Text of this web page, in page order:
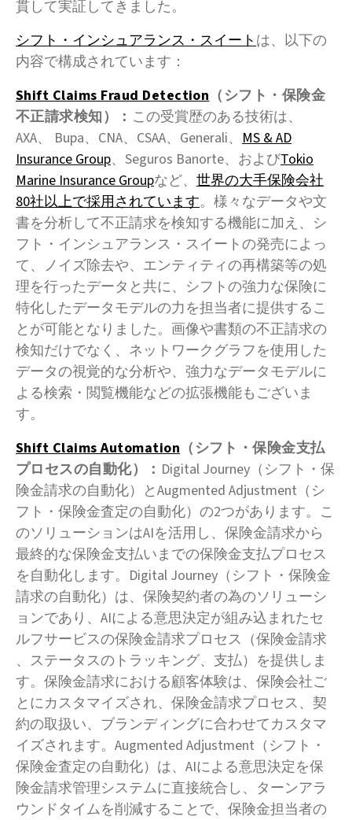
貫して実証してきました。
シフト・インシュアランス・スイートは、以下の
内容で構成されています：
Shift Claims Fraud Detection（シフト・保険金
不正請求検知）： この受賞歴のある技術は、
AXA、 Bupa、CNA、CSAA、Generali、 MS & AD
Insurance Group、Seguros Banorte、およびTokio
Marine Insurance Groupなど、 世界の大手保険会社
80社以上で採用されています。様々なデータや文
書を分析して不正請求を検知する機能に加え、シ
フト・インシュアランス・スイートの発売によっ
て、ノイズ除去や、エンティティの再構築等の処
理を行ったデータと共に、シフトの強力な保険に
特化したデータモデルの力を担当者に提供するこ
とが可能となりました。画像や書類の不正請求の
検知だけでなく、ネットワークグラフを使用した
データの視覚的な分析や、強力なデータモデルに
よる検索・閲覧機能などの拡張機能もございま
す。
Shift Claims Automation （シフト・保険金支払
プロセスの自動化）： Digital Journey（シフト・保
険金請求の自動化）とAugmented Adjustment（シ
フト・保険金査定の自動化）の2つがあります。こ
のソリューションはAIを活用し、保険金請求から
最終的な保険金支払いまでの保険金支払プロセス
を自動化します。Digital Journey（シフト・保険金
請求の自動化）は、保険契約者の為のソリューシ
ョンであり、AIによる意思決定が組み込まれたセ
ルフサービスの保険金請求プロセス（保険金請求
、ステータスのトラッキング、支払）を提供しま
す。保険金請求における顧客体験は、保険会社ご
とにカスタマイズされ、保険金請求プロセス、契
約の取扱い、ブランディングに合わせてカスタマ
イズされます。Augmented Adjustment（シフト・
保険金査定の自動化）は、AIによる意思決定を保
険金請求管理システムに直接統合し、ターンアラ
ウンドタイムを削減することで、保険金担当者の